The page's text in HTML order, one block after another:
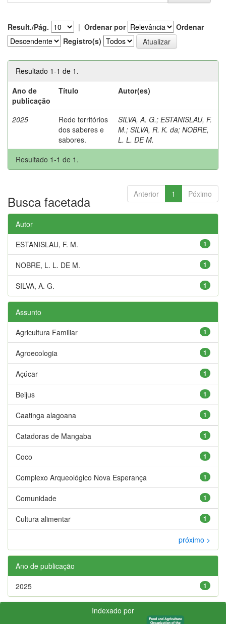
Result./Pág. | Ordenar por
Ordenar
Registro(s)
Resultado 1-1 de 1.
Ano de
publicação
Título Autor(es)
2025
Rede territórios
dos saberes e
sabores.
SILVA, A. G.; ESTANISLAU, F.
M.; SILVA, R. K. da; NOBRE,
L. L. DE M.
Resultado 1-1 de 1.
Anterior 1 Póximo
Busca facetada
Autor
1
ESTANISLAU, F. M.
1
NOBRE, L. L. DE M.
1
SILVA, A. G.
Assunto
1
Agricultura Familiar
1
Agroecologia
1
Açúcar
1
Beijus
1
Caatinga alagoana
1
Catadoras de Mangaba
1
Coco
1
Complexo Arqueológico Nova Esperança
1
Comunidade
1
Cultura alimentar
próximo >
Ano de publicação
1
2025
Indexado por